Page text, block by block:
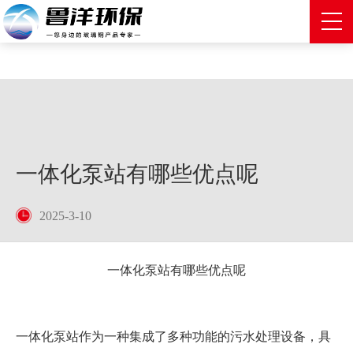
一体化泵站有哪些优点呢
2025-3-10
一体化泵站有哪些优点呢
一体化泵站作为一种集成了多种功能的污水处理设备，具